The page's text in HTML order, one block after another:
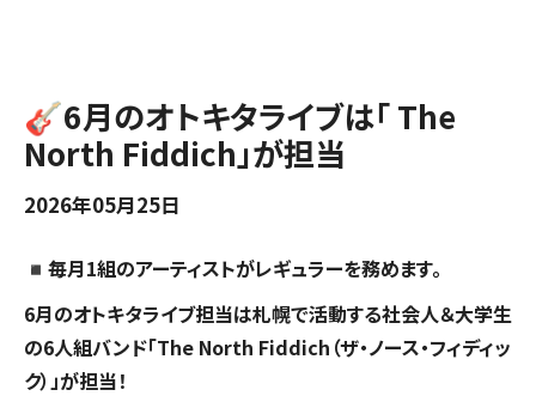
予約状況
🎸6月のオトキタライブは「 The
North Fiddich」が担当
2026年05月25日
◾️ 毎月1組のアーティストがレギュラーを務めます。
6月のオトキタライブ担当は札幌で活動する社会人＆大学生
の6人組バンド「The North Fiddich（ザ・ノース・フィディッ
ク）」が担当！